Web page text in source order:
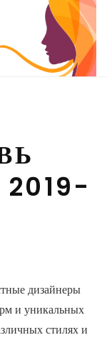
дизайнеры
и уникальных
стилях и